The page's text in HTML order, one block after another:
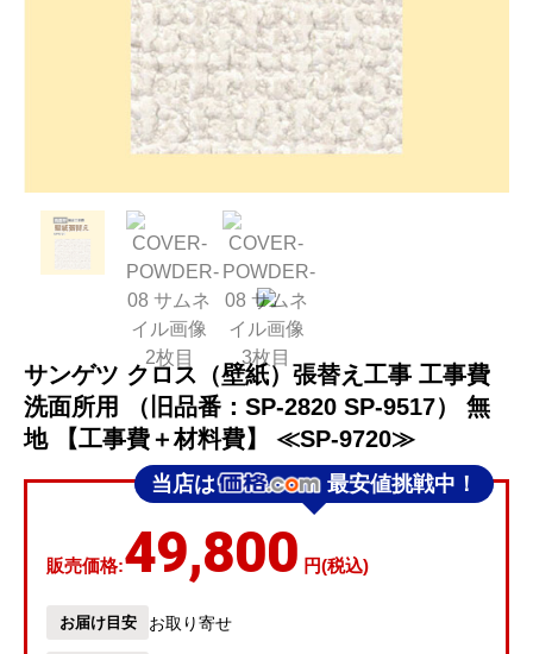
サンゲツ クロス（壁紙）張替え工事 工事費
洗面所用 （旧品番：SP-2820 SP-9517） 無
地 【工事費＋材料費】 ≪SP-9720≫
当店は 最安値挑戦中！
販売価格:49,800 円(税込)
お届け目安 お取り寄せ